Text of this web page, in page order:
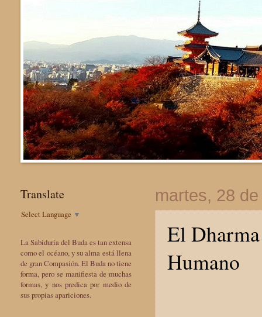
martes, 28
El
Humano
Translate
Select Language ▼
La Sabiduría del Buda es tan extensa
como el océano, y su alma está llena
de gran Compasión. El Buda no tiene
forma, pero se manifiesta de muchas
formas, y nos predica por medio de
sus propias apariciones.